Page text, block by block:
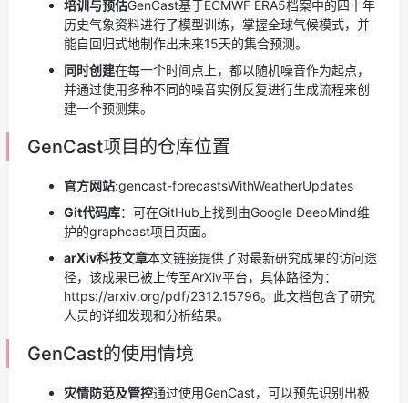
培训与预估GenCast基于ECMWF ERA5档案中的四十年
历史气象资料进行了模型训练，掌握全球气候模式，并
能自回归式地制作出未来15天的集合预测。
同时创建在每一个时间点上，都以随机噪音作为起点，
并通过使用多种不同的噪音实例反复进行生成流程来创
建一个预测集。
GenCast项目的仓库位置
官方网站:gencast-forecastsWithWeatherUpdates
Git代码库：可在GitHub上找到由Google DeepMind维
护的graphcast项目页面。
arXiv科技文章本文链接提供了对最新研究成果的访问途
径，该成果已被上传至ArXiv平台，具体路径为：
https://arxiv.org/pdf/2312.15796。此文档包含了研究
人员的详细发现和分析结果。
GenCast的使用情境
灾情防范及管控通过使用GenCast，可以预先识别出极